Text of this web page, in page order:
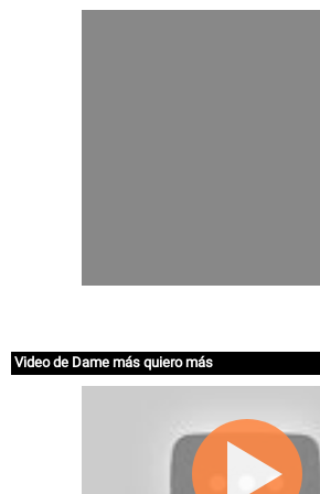
Video de Dame más quiero más